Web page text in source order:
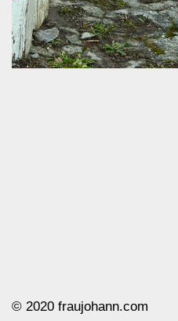
© ️2020 fraujohann.com